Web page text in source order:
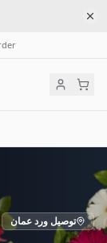
توصيل ورد عمان